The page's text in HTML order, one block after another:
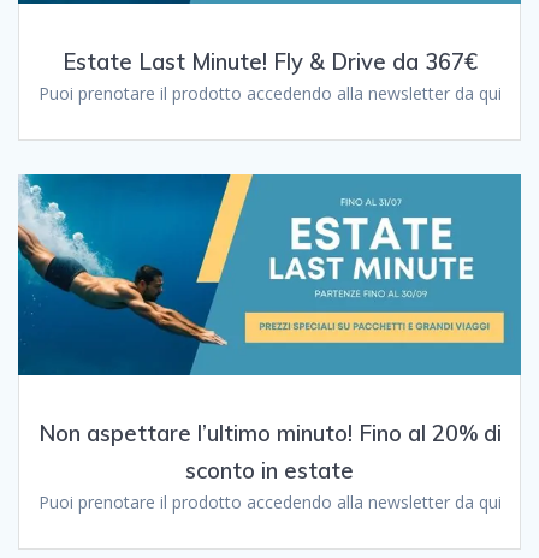
Estate Last Minute! Fly & Drive da 367€
Puoi prenotare il prodotto accedendo alla newsletter da qui
Non aspettare l’ultimo minuto! Fino al 20% di
sconto in estate
Puoi prenotare il prodotto accedendo alla newsletter da qui